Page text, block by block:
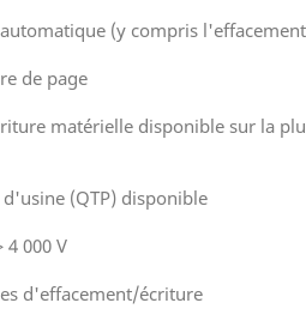
(y compris
de page
matérielle disponible sur la
(QTP) disponible
4 000 V
d'effacement/écriture